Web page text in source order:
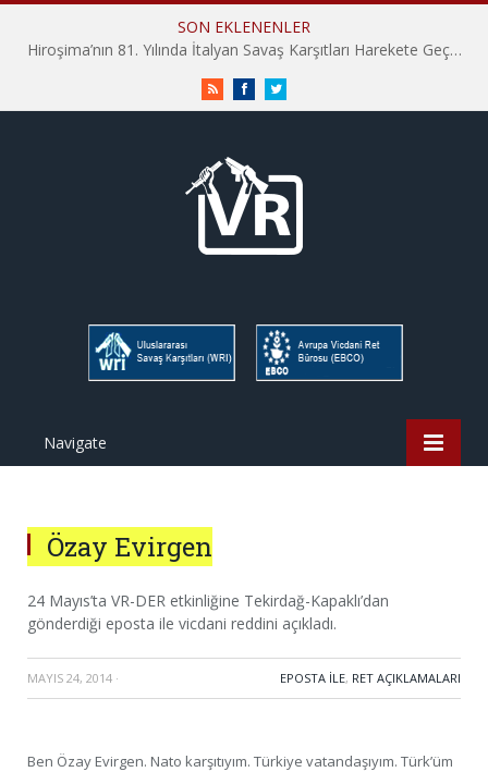
SON EKLENENLER
Hiroşima’nın 81. Yılında İtalyan Savaş Karşıtları Harekete Geçti: “Hatırlamak yeterli değil”
RSS FacebookTwitter
Navigate
Özay Evirgen
24 Mayıs’ta VR-DER etkinliğine Tekirdağ-Kapaklı’dan
gönderdiği eposta ile vicdani reddini açıkladı.
MAYIS 24, 2014 · EPOSTA ILE, RET AÇIKLAMALARI
Ben Özay Evirgen. Nato karşıtıyım. Türkiye vatandaşıyım. Türk’üm